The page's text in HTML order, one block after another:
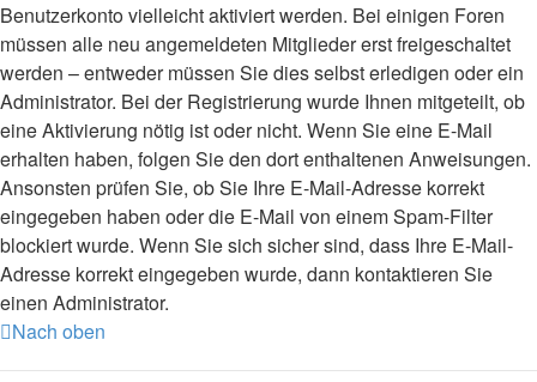
Benutzerkonto vielleicht aktiviert werden. Bei einigen Foren
müssen alle neu angemeldeten Mitglieder erst freigeschaltet
werden – entweder müssen Sie dies selbst erledigen oder ein
Administrator. Bei der Registrierung wurde Ihnen mitgeteilt, ob
eine Aktivierung nötig ist oder nicht. Wenn Sie eine E-Mail
erhalten haben, folgen Sie den dort enthaltenen Anweisungen.
Ansonsten prüfen Sie, ob Sie Ihre E-Mail-Adresse korrekt
eingegeben haben oder die E-Mail von einem Spam-Filter
blockiert wurde. Wenn Sie sich sicher sind, dass Ihre E-Mail-
Adresse korrekt eingegeben wurde, dann kontaktieren Sie
einen Administrator.
Nach oben